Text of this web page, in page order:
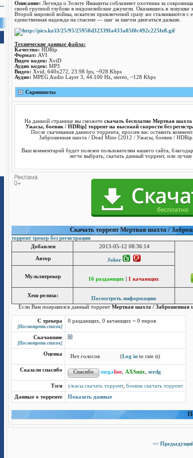
Описание: Легенда о Золоте Ямашиты соблазняет охотника за
своей группой глубоко в индонезийские джунгли. Оказавшись в ловушке
Второй мировой войны, искатели приключений сразу же сталкиваются с
единственная надежда на спасене — шаг за шагом двигаться дальше.
Технические данные файла:
Качество: HDRip
Формат: AVI
Видео кодек: XviD
Аудио кодек: MP3
Видео: Xvid, 640x272, 23.98 fps, ~928 Kbps
Аудио: MPEG Audio Layer 3, 44.100 Hz, stereo, ~128 Kbps
Скриншоты
На данной странице вы сможете скачать бесплатно Мертвая
Ужасы, боевик / HDRip] торрент на высокой скорости без
После скачивания данного торрента, просим вас оставить
Заброшенная шахта / Dead Mine [2012 / Ужасы, боевик /
Ваш комментарий будет полезен пользователям нашего сайта,
легче выбрать, скачать данный торрент, или
Cкачать торрент Мертвая шахта /
торрент трекер без регистрации
Добавлен
2013-05-12 08:36:14
Автор Joker
Мультитрекер 16 раздающих 1 качающих
Хеш релиза:
Посмотреть информацию
Если Вам понравился данный торрент Мертвая шахта / Заброшенная
С трекера
[Посмотреть список]
0 раздающих, 0 качающих = 0 пиров
Скачавшие
[Посмотреть список]
Оценка Нет голосов (Log into rate it)
Сказали спасибо megaline, AXSmix serdg
Тэги ужасы скачать торрент, боевик скачать торрент
Данные о торренте
Показать данные
<<